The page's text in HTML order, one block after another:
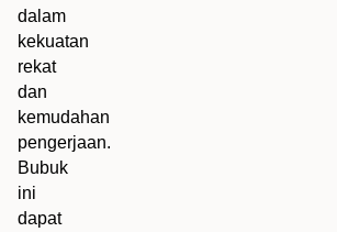
dalam
kekuatan
rekat
dan
kemudahan
pengerjaan.
Bubuk
ini
dapat